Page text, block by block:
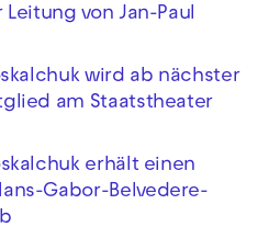
von Jan-Paul
wird ab nächster
am Staatstheater
erhält einen
Gabor-Belvedere-